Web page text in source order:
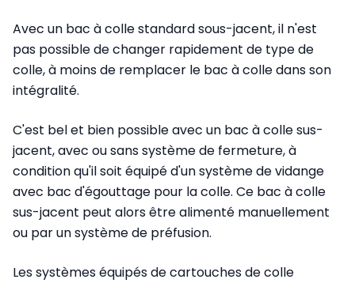
Avec un bac à colle standard sous-jacent, il n'est
pas possible de changer rapidement de type de
colle, à moins de remplacer le bac à colle dans son
intégralité.
C'est bel et bien possible avec un bac à colle sus-
jacent, avec ou sans système de fermeture, à
condition qu'il soit équipé d'un système de vidange
avec bac d'égouttage pour la colle. Ce bac à colle
sus-jacent peut alors être alimenté manuellement
ou par un système de préfusion.
Les systèmes équipés de cartouches de colle